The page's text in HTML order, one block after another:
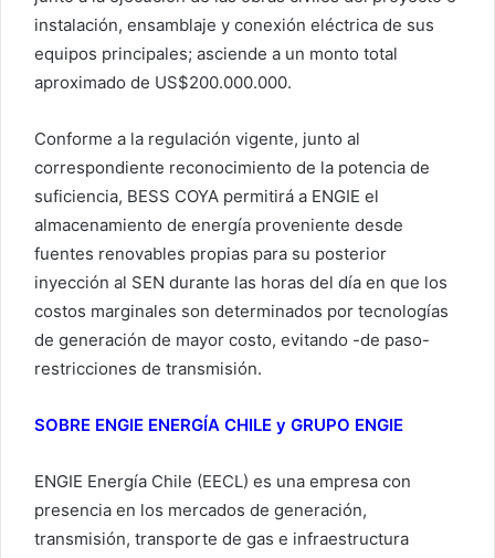
instalación, ensamblaje y conexión eléctrica de sus
equipos principales; asciende a un monto total
aproximado de US$200.000.000.
Conforme a la regulación vigente, junto al
correspondiente reconocimiento de la potencia de
suficiencia, BESS COYA permitirá a ENGIE el
almacenamiento de energía proveniente desde
fuentes renovables propias para su posterior
inyección al SEN durante las horas del día en que los
costos marginales son determinados por tecnologías
de generación de mayor costo, evitando -de paso-
restricciones de transmisión.
SOBRE ENGIE ENERGÍA CHILE y GRUPO ENGIE
ENGIE Energía Chile (EECL) es una empresa con
presencia en los mercados de generación,
transmisión, transporte de gas e infraestructura